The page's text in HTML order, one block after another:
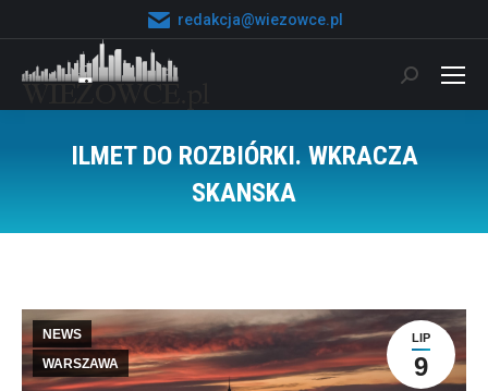
redakcja@wiezowce.pl
Szukaj:
ILMET DO ROZBIÓRKI. WKRACZA
SKANSKA
LIP
9
NEWS
WARSZAWA